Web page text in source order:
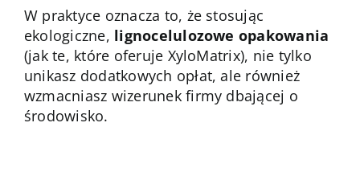
W praktyce oznacza to, że stosując
ekologiczne, lignocelulozowe opakowania
(jak te, które oferuje XyloMatrix), nie tylko
unikasz dodatkowych opłat, ale również
wzmacniasz wizerunek firmy dbającej o
środowisko.